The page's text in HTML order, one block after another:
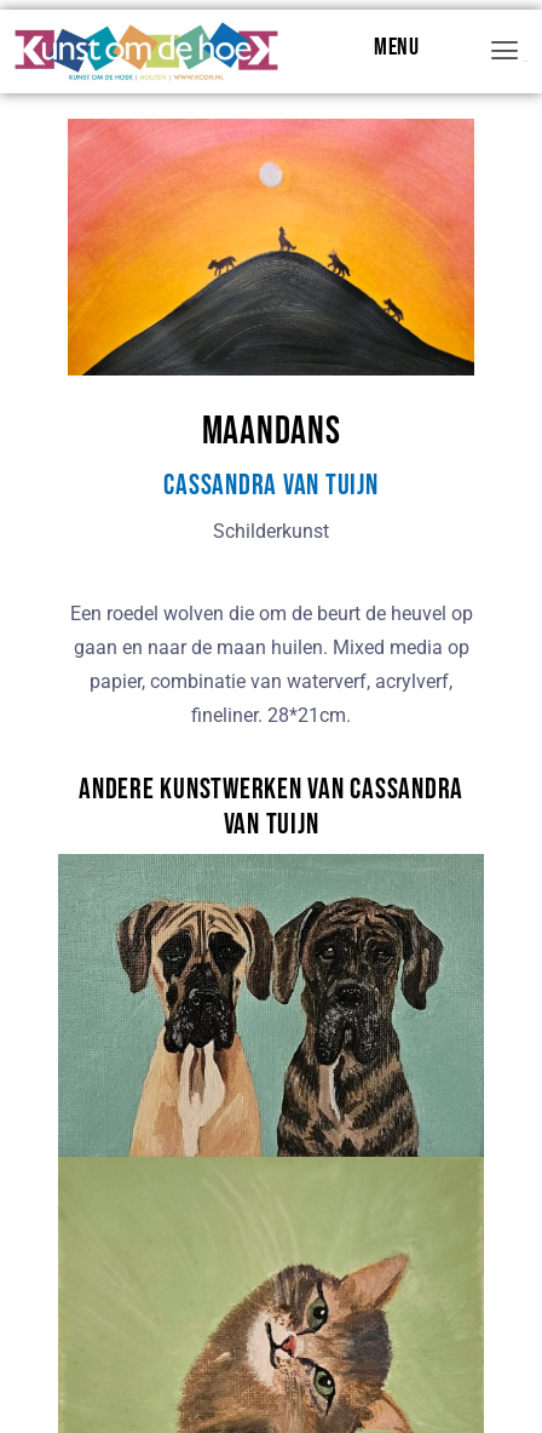
Menu
Maandans
Cassandra van Tuijn
Schilderkunst
Een roedel wolven die om de beurt de heuvel op
gaan en naar de maan huilen. Mixed media op
papier, combinatie van waterverf, acrylverf,
fineliner. 28*21cm.
Andere kunstwerken van Cassandra
van Tuijn